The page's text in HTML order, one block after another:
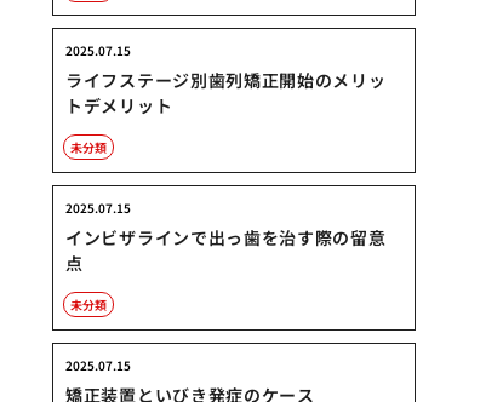
ライフステージ別歯列矯正開始のメリッ
トデメリット
2025.07.15
未分類
インビザラインで出っ歯を治す際の留意
点
2025.07.15
未分類
矯正装置といびき発症のケース
2025.07.15